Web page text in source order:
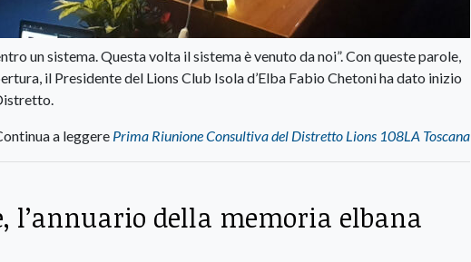
un sistema. Questa volta il sistema è venuto da noi”. Con queste parole,
il Presidente del Lions Club Isola d’Elba Fabio Chetoni ha dato inizio
a leggere Prima Riunione Consultiva del Distretto Lions 108LA Toscana
l’annuario della memoria elbana